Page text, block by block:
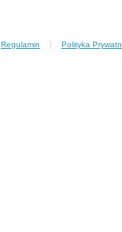
Regulamin | Polityka